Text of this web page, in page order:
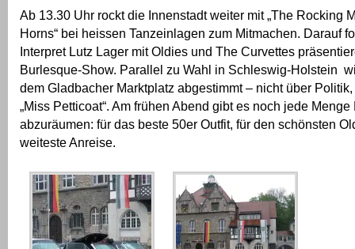
Ab 13.30 Uhr rockt die Innenstadt weiter mit „The Rocking
Horns“ bei heissen Tanzeinlagen zum Mitmachen. Darauf
Interpret Lutz Lager mit Oldies und The Curvettes
Burlesque-Show. Parallel zu Wahl in Schleswig-Holstein
dem Gladbacher Marktplatz abgestimmt – nicht über
„Miss Petticoat“. Am frühen Abend gibt es noch jede Menge
abzuräumen: für das beste 50er Outfit, für den schönsten
weiteste Anreise.